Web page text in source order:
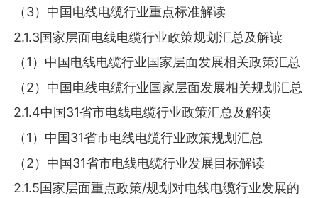
（3）中国电线电缆行业重点标准解读
2.1.3国家层面电线电缆行业政策规划汇总及解读
（1）中国电线电缆行业国家层面发展相关政策汇总
（2）中国电线电缆行业国家层面发展相关规划汇总
2.1.4中国31省市电线电缆行业政策汇总及解读
（1）中国31省市电线电缆行业政策规划汇总
（2）中国31省市电线电缆行业发展目标解读
2.1.5国家层面重点政策/规划对电线电缆行业发展的